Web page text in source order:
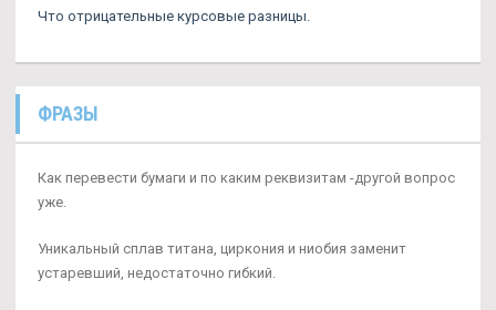
Что отрицательные курсовые разницы.
ФРАЗЫ
Как перевести бумаги и по каким реквизитам -другой вопрос
уже.
Уникальный сплав титана, циркония и ниобия заменит
устаревший, недостаточно гибкий.